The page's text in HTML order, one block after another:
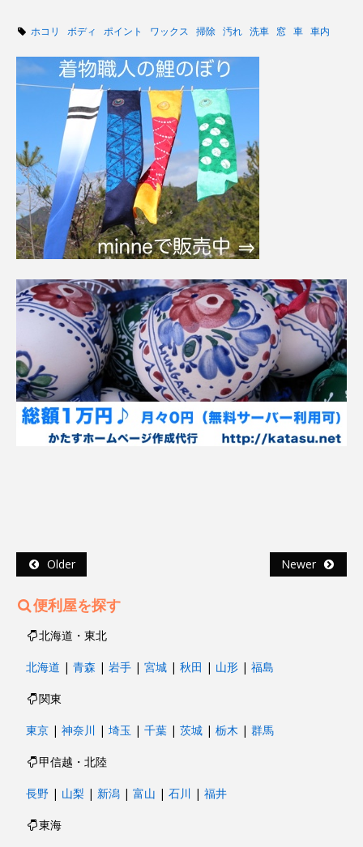
ホコリ ボディ ポイント ワックス 掃除 汚れ 洗車 窓 車 車内
Older Newer
便利屋を探す
北海道・東北
北海道 | 青森 | 岩手 | 宮城 | 秋田 | 山形 | 福島
関東
東京 | 神奈川 | 埼玉 | 千葉 | 茨城 | 栃木 | 群馬
甲信越・北陸
長野 | 山梨 | 新潟 | 富山 | 石川 | 福井
東海